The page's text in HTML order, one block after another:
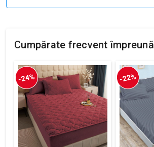
Cumpărate frecvent împreună
-24% -22%